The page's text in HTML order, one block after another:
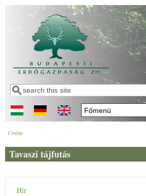
Ugrás a tartalomra
Keresés űrlap
Keresés
Jelenlegi hely
Címlap
Tavaszi tájfutás
Hír